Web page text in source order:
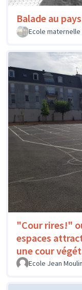
Balade au
Ecole maternelle
"Cour rires!"
espaces
une cour
Ecole Jean Moulin